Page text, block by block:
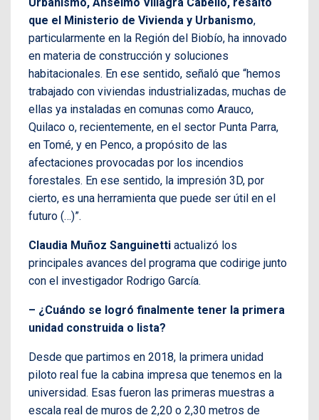
que el Ministerio de Vivienda y Urbanismo,
particularmente en la Región del Biobío, ha innovado
en materia de construcción y soluciones
habitacionales. En ese sentido, señaló que “hemos
trabajado con viviendas industrializadas, muchas de
ellas ya instaladas en comunas como Arauco,
Quilaco o, recientemente, en el sector Punta Parra,
en Tomé, y en Penco, a propósito de las
afectaciones provocadas por los incendios
forestales. En ese sentido, la impresión 3D, por
cierto, es una herramienta que puede ser útil en el
futuro (…)”.
Claudia Muñoz Sanguinetti actualizó los
principales avances del programa que codirige junto
con el investigador Rodrigo García.
– ¿Cuándo se logró finalmente tener la primera
unidad construida o lista?
Desde que partimos en 2018, la primera unidad
piloto real fue la cabina impresa que tenemos en la
universidad. Esas fueron las primeras muestras a
escala real de muros de 2,20 o 2,30 metros de